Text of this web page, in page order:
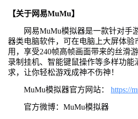
【关于网易MuMu】
网易MuMu模拟器是一款针对手
器类电脑软件，可在电脑上大屏体验
用，享受240帧高帧画面带来的丝滑
录制挂机、智能键鼠操作等多样功能
求，让你轻松游戏成神不伤神！
MuMu模拟器官方网站： https://
官方微博：MuMu模拟器